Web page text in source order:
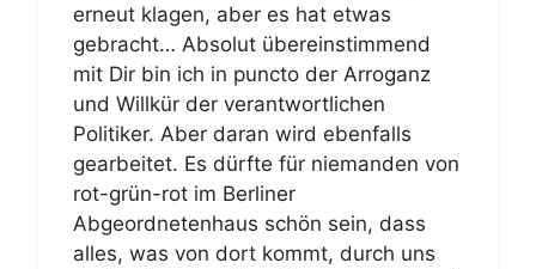
erneut klagen, aber es hat etwas
gebracht… Absolut übereinstimmend
mit Dir bin ich in puncto der Arroganz
und Willkür der verantwortlichen
Politiker. Aber daran wird ebenfalls
gearbeitet. Es dürfte für niemanden von
rot-grün-rot im Berliner
Abgeordnetenhaus schön sein, dass
alles, was von dort kommt, durch uns